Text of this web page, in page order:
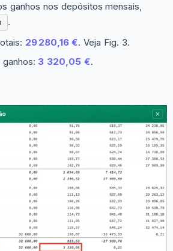
ganhos nos depósitos mensais,
.
29 280,16 €. Veja Fig. 3.
3 320,05 €.